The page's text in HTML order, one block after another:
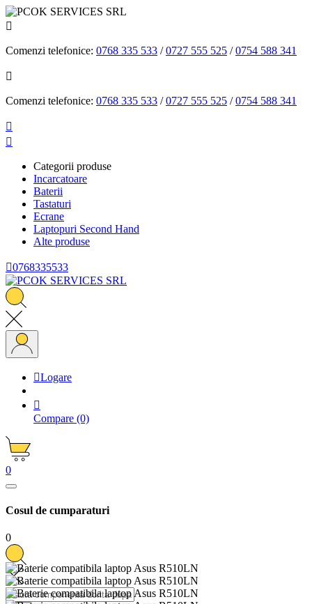

Comenzi telefonice: 0768 335 533 /0727 555 525 /0754 588 341

Comenzi telefonice: 0768 335 533 /0727 555 525 /0754 588 341


Categorii produse
Incarcatoare
Baterii
Tastaturi
Ecrane
Laptopuri Second Hand
Alte produse
0768335533
Logare

Compare (0)
0
Cosul de cumparaturi
0